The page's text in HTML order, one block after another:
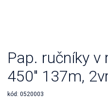
Pap. ručníky v
450" 137m,
kód: 0520003